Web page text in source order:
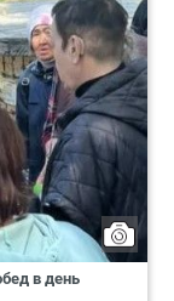
в день